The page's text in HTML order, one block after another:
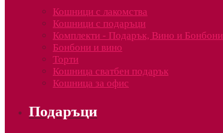
Кошници с лакомства
Кошници с подаръци
Комплекти - Подарък, Вино и Бонбони
Бонбони и вино
Торти
Кошница сватбен подарък
Кошница за офис
Подаръци